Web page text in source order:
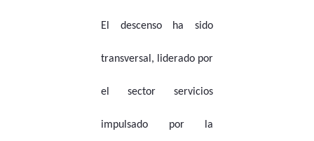
El descenso ha sido
transversal, liderado por
el sector servicios
impulsado por la